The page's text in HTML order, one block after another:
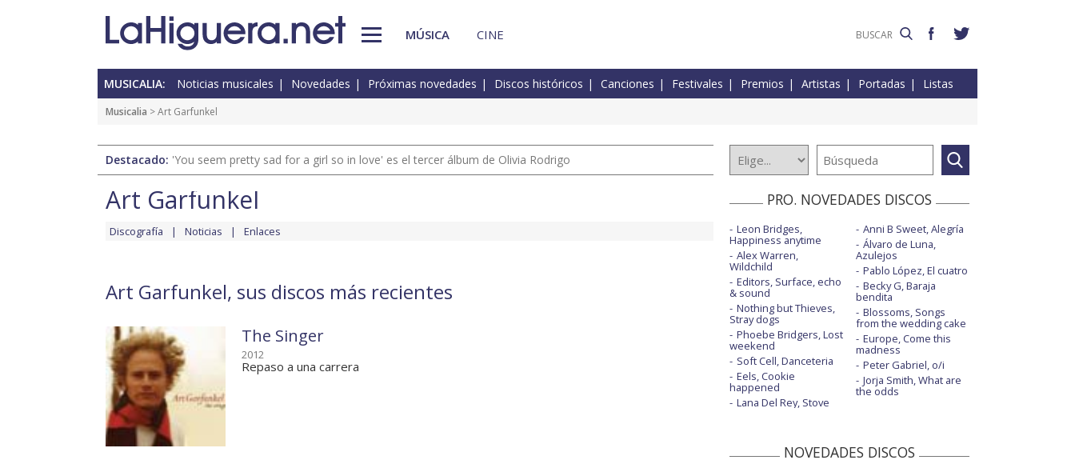
MÚSICA CINE
MUSICALIA: Noticias musicales Novedades Próximas novedades Discos históricos Canciones Festivales Premios Artistas Portadas Listas
Musicalia > Art Garfunkel
Destacado: 'You seem pretty sad for a girl so in love' es el tercer álbum de Olivia Rodrigo
Art Garfunkel
Discografía Noticias Enlaces
Art Garfunkel, sus discos más recientes
The Singer
2012
Repaso a una carrera
PRO. NOVEDADES DISCOS
Leon Bridges,
Happiness anytime
Alex Warren,
Wildchild
Editors, Surface, echo
& sound
Nothing but Thieves,
Stray dogs
Phoebe Bridgers, Lost
weekend
Soft Cell, Danceteria
Eels, Cookie
happened
Lana Del Rey, Stove
Anni B Sweet, Alegría
Álvaro de Luna,
Azulejos
Pablo López, El cuatro
Becky G, Baraja
bendita
Blossoms, Songs
from the wedding cake
Europe, Come this
madness
Peter Gabriel, o/i
Jorja Smith, What are
the odds
NOVEDADES DISCOS